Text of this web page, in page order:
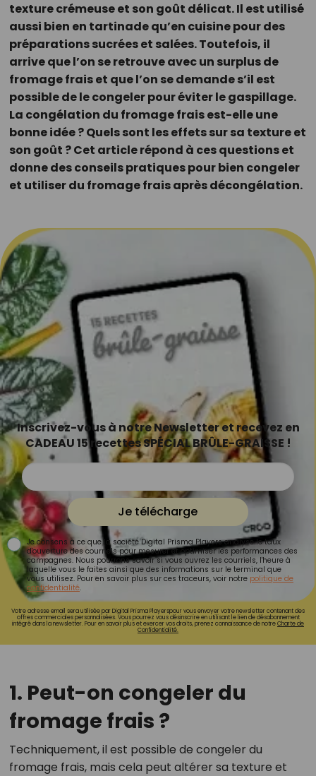
texture crémeuse et son goût délicat. Il est utilisé
aussi bien en tartinade qu’en cuisine pour des
préparations sucrées et salées. Toutefois, il
arrive que l’on se retrouve avec un surplus de
fromage frais et que l’on se demande s’il est
possible de le congeler pour éviter le gaspillage.
La congélation du fromage frais est-elle une
bonne idée ? Quels sont les effets sur sa texture et
son goût ? Cet article répond à ces questions et
donne des conseils pratiques pour bien congeler
et utiliser du fromage frais après décongélation.
Inscrivez-vous à notre Newsletter et recevez en
CADEAU 15 recettes SPÉCIAL BRÛLE-GRAISSE !
Je télécharge
Je consens à ce que la société Digital Prisma Players analyse le taux
d'ouverture des courriels pour mesurer et optimiser les performances des
campagnes. Nous pourrons savoir si vous ouvrez les courriels, l'heure à
laquelle vous le faites ainsi que des informations sur le terminal que
vous utilisez. Pour en savoir plus sur ces traceurs, voir notre politique de
confidentialité.
Votre adresse email sera utilisée par Digital Prisma Playerspour vous envoyer votre newsletter contenant des
offres commerciales personnalisées. Vous pourrez vous désinscrire en utilisant le lien de désabonnement
intégré dans la newsletter. Pour en savoir plus et exercer vos droits, prenez connaissance de notreCharte de
Confidentialité.
1. Peut-on congeler du
fromage frais ?
Techniquement, il est possible de congeler du
fromage frais, mais cela peut altérer sa texture et